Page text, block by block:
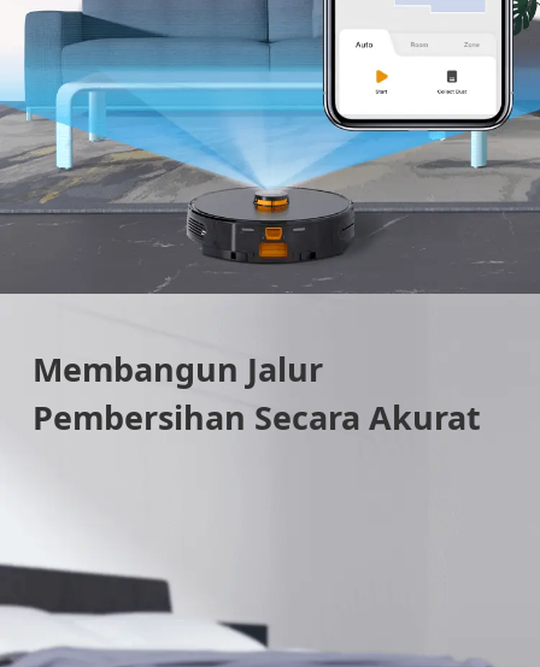
Membangun Jalur
Pembersihan Secara Akurat